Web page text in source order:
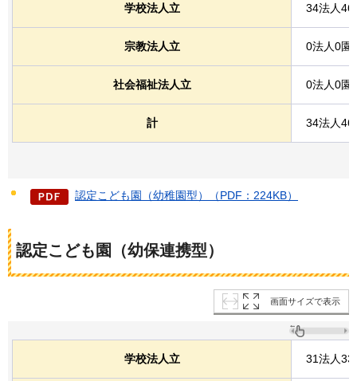
学校法人立 34法人46
宗教法人立 0法人0園
社会福祉法人立 0法人0園
計 34法人46
認定こども園（幼稚園型）（PDF：224KB）
認定こども園（幼保連携型）
画面サイズで表示
学校法人立 31法人33